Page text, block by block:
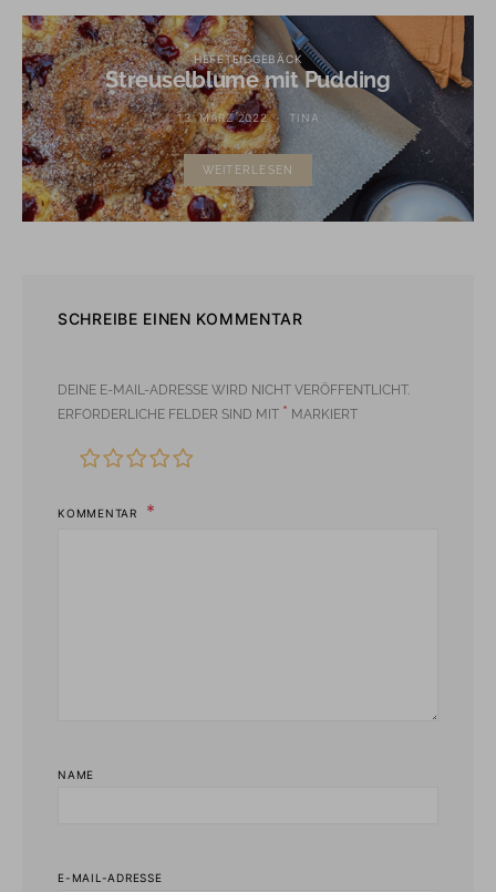
HEFETEIGGEBÄCK
Streuselblume mit Pudding
13. MÄRZ 2022 TINA
WEITERLESEN
SCHREIBE EINEN KOMMENTAR
DEINE E-MAIL-ADRESSE WIRD NICHT VERÖFFENTLICHT.
ERFORDERLICHE FELDER SIND MIT * MARKIERT
KOMMENTAR
NAME
E-MAIL-ADRESSE